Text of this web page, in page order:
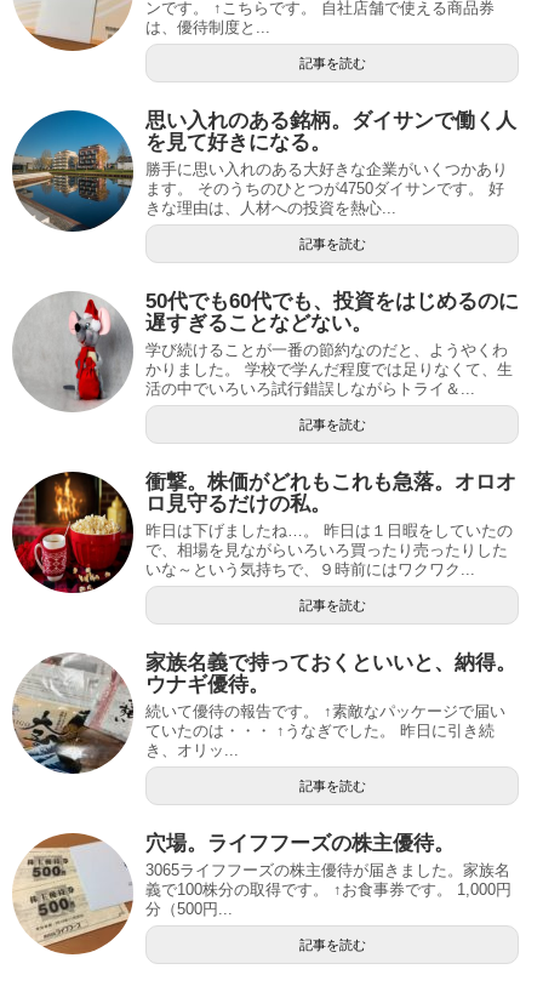
ンです。 ↑こちらです。 自社店舗で使える商品券
は、優待制度と...
記事を読む
思い入れのある銘柄。ダイサンで働く人
を見て好きになる。
勝手に思い入れのある大好きな企業がいくつかあり
ます。 そのうちのひとつが4750ダイサンです。 好
きな理由は、人材への投資を熱心...
記事を読む
50代でも60代でも、投資をはじめるのに
遅すぎることなどない。
学び続けることが一番の節約なのだと、ようやくわ
かりました。 学校で学んだ程度では足りなくて、生
活の中でいろいろ試行錯誤しながらトライ＆...
記事を読む
衝撃。株価がどれもこれも急落。オロオ
ロ見守るだけの私。
昨日は下げましたね…。 昨日は１日暇をしていたの
で、相場を見ながらいろいろ買ったり売ったりした
いな～という気持ちで、９時前にはワクワク...
記事を読む
家族名義で持っておくといいと、納得。
ウナギ優待。
続いて優待の報告です。 ↑素敵なパッケージで届い
ていたのは・・・ ↑うなぎでした。 昨日に引き続
き、オリッ...
記事を読む
穴場。ライフフーズの株主優待。
3065ライフフーズの株主優待が届きました。家族名
義で100株分の取得です。 ↑お食事券です。 1,000円
分（500円...
記事を読む